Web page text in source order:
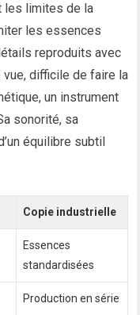
les limites de la
les essences
reproduits avec
difficile de faire la
un instrument
sonorité, sa
équilibre subtil
Copie industrielle
Essences
standardisées
Production en série